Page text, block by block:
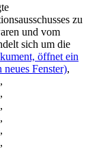
zu
und vom
sich um die
öffnet ein
Fenster),
,
,
,
,
,
,